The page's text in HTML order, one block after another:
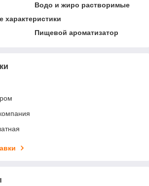
Водо и жиро растворимые
характеристики
Пищевой ароматизатор